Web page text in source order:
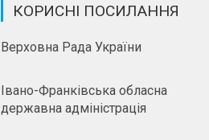
КОРИСНІ ПОСИЛАННЯ
Верховна Рада України
Івано-Франківська обласна
державна адміністрація